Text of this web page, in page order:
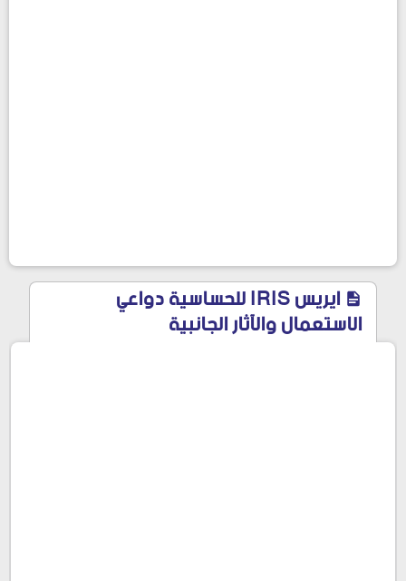
ايريس IRIS للحساسية دواعي
الاستعمال والآثار الجانبية